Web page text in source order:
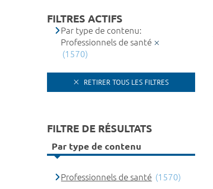
FILTRES ACTIFS
Par type de contenu:
Professionnels de santé
(1570)
RETIRER TOUS LES FILTRES
FILTRE DE RÉSULTATS
Par type de contenu
Professionnels de santé (1570)